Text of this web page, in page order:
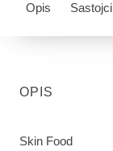
Opis Sastojci
OPIS
Skin Food